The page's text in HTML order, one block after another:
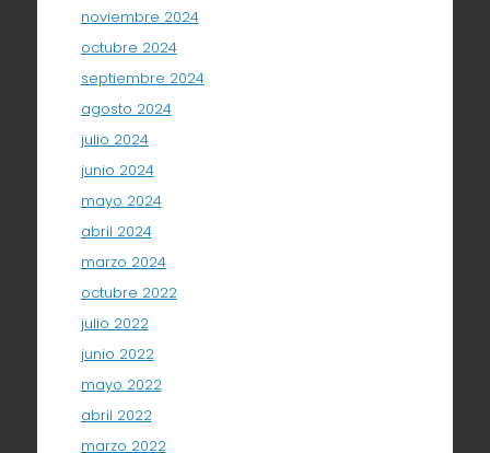
noviembre 2024
octubre 2024
septiembre 2024
agosto 2024
julio 2024
junio 2024
mayo 2024
abril 2024
marzo 2024
octubre 2022
julio 2022
junio 2022
mayo 2022
abril 2022
marzo 2022